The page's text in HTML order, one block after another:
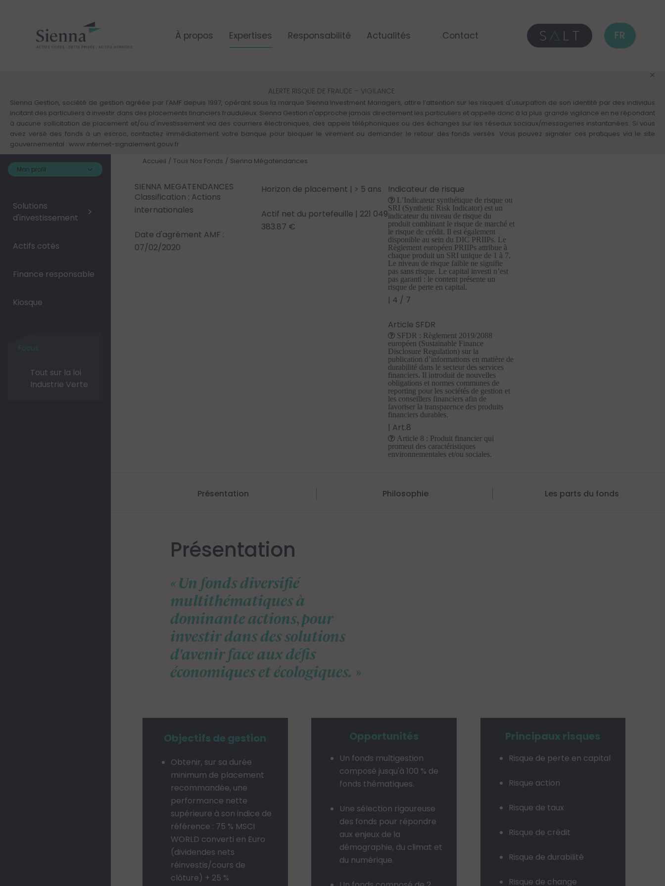
À propos Expertises Responsabilité Actualités Contact FR
ALERTE RISQUE DE FRAUDE – VIGILANCE
Sienna Gestion, société de gestion agréée par l’AMF depuis 1997, opérant sous la marque Sienna Investment Managers, attire l’attention sur les risques d'usurpation de son identité par des individus
incitant des particuliers à investir dans des placements financiers frauduleux. Sienna Gestion n'approche jamais directement les particuliers et appelle donc à la plus grande vigilance en ne répondant
à aucune sollicitation de placement et/ou d'investissement via des courriers électroniques, des appels téléphoniques ou des échanges sur les réseaux sociaux/messageries instantanées. Si vous
avez versé des fonds à un escroc, contactez immédiatement votre banque pour bloquer le virement ou demander le retour des fonds versés. Vous pouvez signaler ces pratiques via le site
gouvernemental : www.internet-signalement.gouv.fr
Mon profil :
Solutions
d'investissement
>
Actifs cotés
Finance responsable
Kiosque
Tout sur la loi
Industrie Verte
Accueil Tous Nos Fonds Sienna Mégatendances
SIENNA MEGATENDANCES
Classification : Actions
internationales
Date d'agrément AMF :
07/02/2020
Horizon de placement | > 5 ans
Actif net du portefeuille | 221 049
383.87 €
Indicateur de risque
L’Indicateur synthétique de risque ou
SRI (Synthetic Risk Indicator) est un
indicateur du niveau de risque du
produit combinant le risque de marché et
le risque de crédit. Il est également
disponible au sein du DIC PRIIPs. Le
Règlement européen PRIIPs attribue à
chaque produit un SRI unique de 1 à 7.
Le niveau de risque faible ne signifie
pas sans risque. Le capital investi n’est
pas garanti : le content présente un
risque de perte en capital.
| 4 / 7
Article SFDR
SFDR : Règlement 2019/2088
européen (Sustainable Finance
Disclosure Regulation) sur la
publication d’informations en matière de
durabilité dans le secteur des services
financiers. Il introduit de nouvelles
obligations et normes communes de
reporting pour les sociétés de gestion et
les conseillers financiers afin de
favoriser la transparence des produits
financiers durables.
| Art.8
Article 8 : Produit financier qui
promeut des caractéristiques
environnementales et/ou sociales.
Présentation Philosophie Les parts du fonds
Présentation
Un fonds diversifié
multithématiques à
dominante actions, pour
investir dans des solutions
d'avenir face aux défis
économiques et écologiques.
Objectifs de gestion
Obtenir, sur sa durée
minimum de placement
recommandée, une
performance nette
supérieure à son indice de
référence : 75 % MSCI
WORLD converti en Euro
(dividendes nets
réinvestis/cours de
clôture) + 25 %
Opportunités
Un fonds multigestion
composé jusqu'à 100 % de
fonds thématiques.
Une sélection rigoureuse
des fonds pour répondre
aux enjeux de la
démographie, du climat et
du numérique.
Principaux risques
Risque de perte en capital
Risque action
Risque de taux
Risque de crédit
Risque de durabilité
Risque de change